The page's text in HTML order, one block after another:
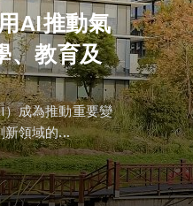
AI推動氣
、教育及
成為推動重要變
新領域的...